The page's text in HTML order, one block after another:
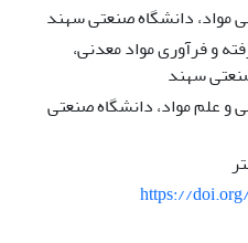
دانشگاه صنعتی سهند
و فرآوری مواد معدنی،
سهند
علم مواد، دانشگاه صنعتی
https://